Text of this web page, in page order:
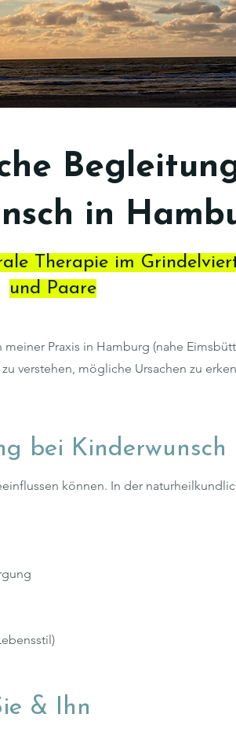
in
Therapie im
und Paare
Praxis in Hamburg (nahe
verstehen, mögliche Ursachen zu
bei Kinderwunsch
können. In der
& Ihn